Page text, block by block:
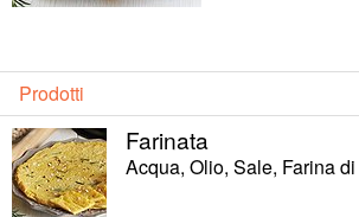
Prodotti
Farinata
Acqua, Olio, Sale, Farina